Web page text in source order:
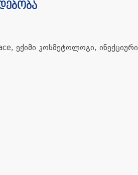
ექიმი კოსმეტოლოგი, ინექციური